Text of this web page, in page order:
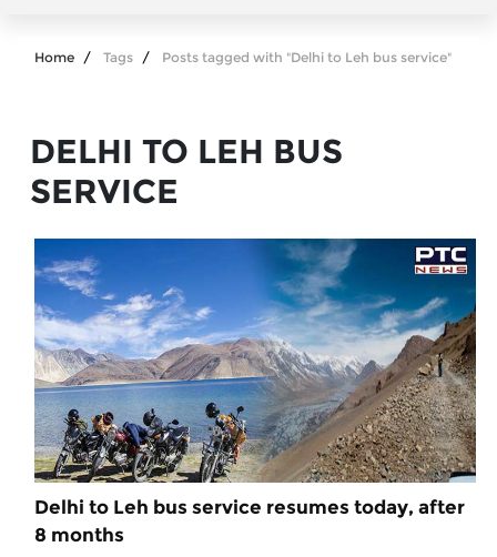
Home Tags Posts tagged with "Delhi to Leh bus service"
DELHI TO LEH BUS
SERVICE
Delhi to Leh bus service resumes today, after
8 months